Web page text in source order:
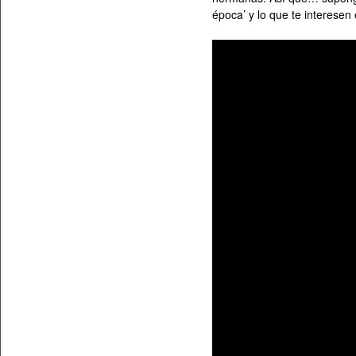
época’ y lo que te interesen